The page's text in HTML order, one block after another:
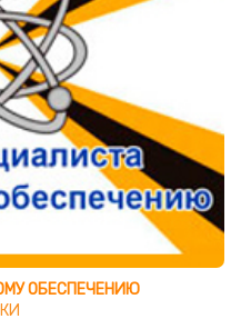
ОБЕСПЕЧЕНИЮ